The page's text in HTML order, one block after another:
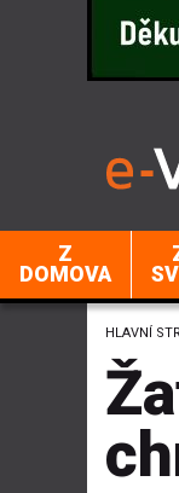
Z
DOMOVA
HLAVNÍ